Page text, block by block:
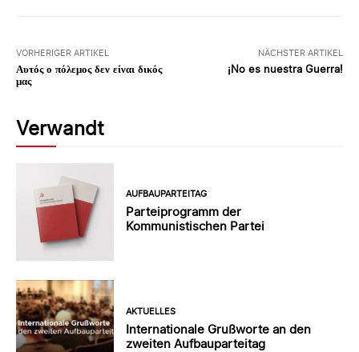
VORHERIGER ARTIKEL
Αυτός ο πόλεμος δεν είναι δικός
μας
NÄCHSTER ARTIKEL
¡No es nuestra Guerra!
Verwandt
AUFBAUPARTEITAG
Parteiprogramm der
Kommunistischen Partei
AKTUELLES
Internationale Grußworte an den
zweiten Aufbauparteitag